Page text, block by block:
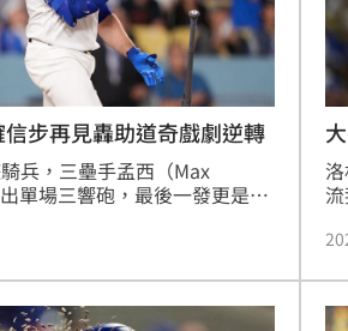
步再見轟助道奇戲劇逆轉
兵，三壘手孟西（Max
單場三響砲，最後一發更是支